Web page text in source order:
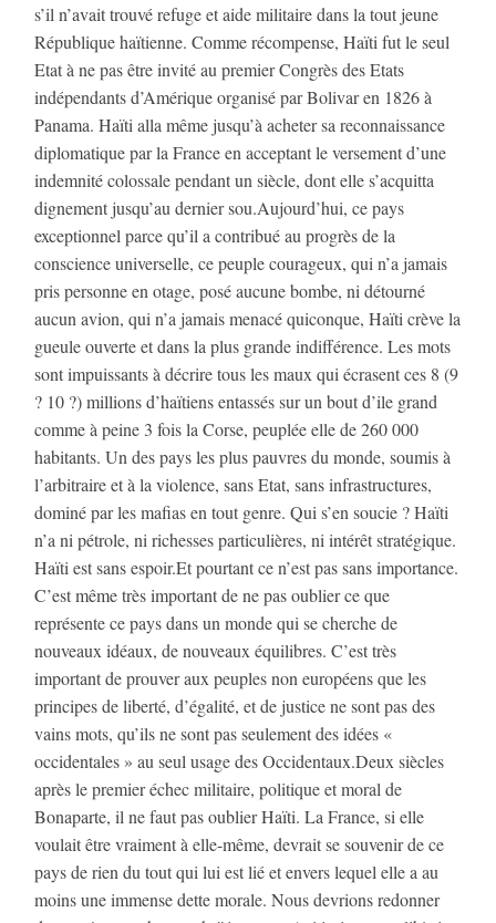
s’il n’avait trouvé refuge et aide militaire dans la tout jeune
République haïtienne. Comme récompense, Haïti fut le seul
Etat à ne pas être invité au premier Congrès des Etats
indépendants d’Amérique organisé par Bolivar en 1826 à
Panama. Haïti alla même jusqu’à acheter sa reconnaissance
diplomatique par la France en acceptant le versement d’une
indemnité colossale pendant un siècle, dont elle s’acquitta
dignement jusqu’au dernier sou.Aujourd’hui, ce pays
exceptionnel parce qu’il a contribué au progrès de la
conscience universelle, ce peuple courageux, qui n’a jamais
pris personne en otage, posé aucune bombe, ni détourné
aucun avion, qui n’a jamais menacé quiconque, Haïti crève la
gueule ouverte et dans la plus grande indifférence. Les mots
sont impuissants à décrire tous les maux qui écrasent ces 8 (9
? 10 ?) millions d’haïtiens entassés sur un bout d’ile grand
comme à peine 3 fois la Corse, peuplée elle de 260 000
habitants. Un des pays les plus pauvres du monde, soumis à
l’arbitraire et à la violence, sans Etat, sans infrastructures,
dominé par les mafias en tout genre. Qui s’en soucie ? Haïti
n’a ni pétrole, ni richesses particulières, ni intérêt stratégique.
Haïti est sans espoir.Et pourtant ce n’est pas sans importance.
C’est même très important de ne pas oublier ce que
représente ce pays dans un monde qui se cherche de
nouveaux idéaux, de nouveaux équilibres. C’est très
important de prouver aux peuples non européens que les
principes de liberté, d’égalité, et de justice ne sont pas des
vains mots, qu’ils ne sont pas seulement des idées «
occidentales » au seul usage des Occidentaux.Deux siècles
après le premier échec militaire, politique et moral de
Bonaparte, il ne faut pas oublier Haïti. La France, si elle
voulait être vraiment à elle-même, devrait se souvenir de ce
pays de rien du tout qui lui est lié et envers lequel elle a au
moins une immense dette morale. Nous devrions redonner